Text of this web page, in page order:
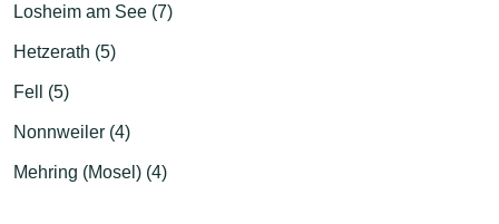
Losheim am See (7)
Hetzerath (5)
Fell (5)
Nonnweiler (4)
Mehring (Mosel) (4)